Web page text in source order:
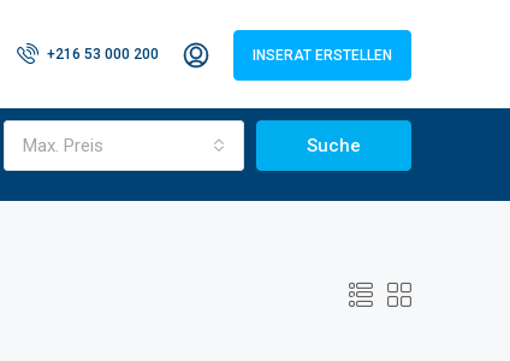
+216 53 000 200 INSERAT ERSTELLEN
Max. Preis Suche